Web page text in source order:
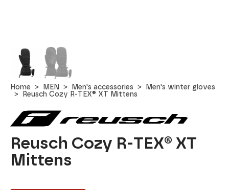
Home MEN Men's accessories
Men's winter gloves
Reusch Cozy R-TEX® XT Mittens
Reusch Cozy R-TEX® XT
Mittens